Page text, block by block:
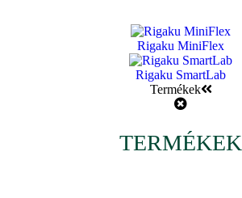
Rigaku MiniFlex
Rigaku SmartLab
Termékek
TERMÉKEK